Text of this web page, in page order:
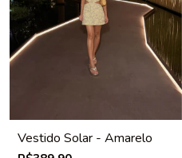
Vestido Solar - Amarelo